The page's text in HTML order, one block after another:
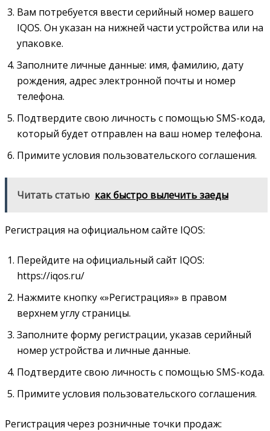
Вам потребуется ввести серийный номер вашего
IQOS. Он указан на нижней части устройства или на
упаковке.
Заполните личные данные: имя, фамилию, дату
рождения, адрес электронной почты и номер
телефона.
Подтвердите свою личность с помощью SMS-кода,
который будет отправлен на ваш номер телефона.
Примите условия пользовательского соглашения.
Читать статью как быстро вылечить заеды
Регистрация на официальном сайте IQOS:
Перейдите на официальный сайт IQOS:
https://iqos.ru/
Нажмите кнопку «»Регистрация»» в правом
верхнем углу страницы.
Заполните форму регистрации, указав серийный
номер устройства и личные данные.
Подтвердите свою личность с помощью SMS-кода.
Примите условия пользовательского соглашения.
Регистрация через розничные точки продаж: